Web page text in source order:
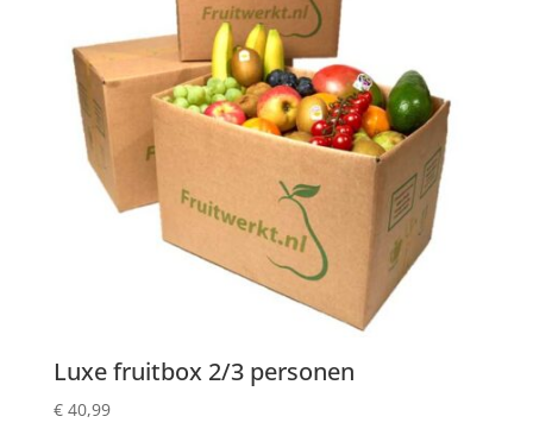
Luxe fruitbox 2/3 personen
€40,99